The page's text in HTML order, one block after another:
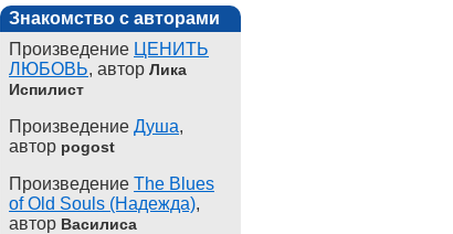
Знакомство с авторами
Произведение ЦЕНИТЬ
ЛЮБОВЬ, автор Лика
Испилист
Произведение Душа,
автор pogost
Произведение The Blues
of Old Souls (Надежда),
автор Василиса